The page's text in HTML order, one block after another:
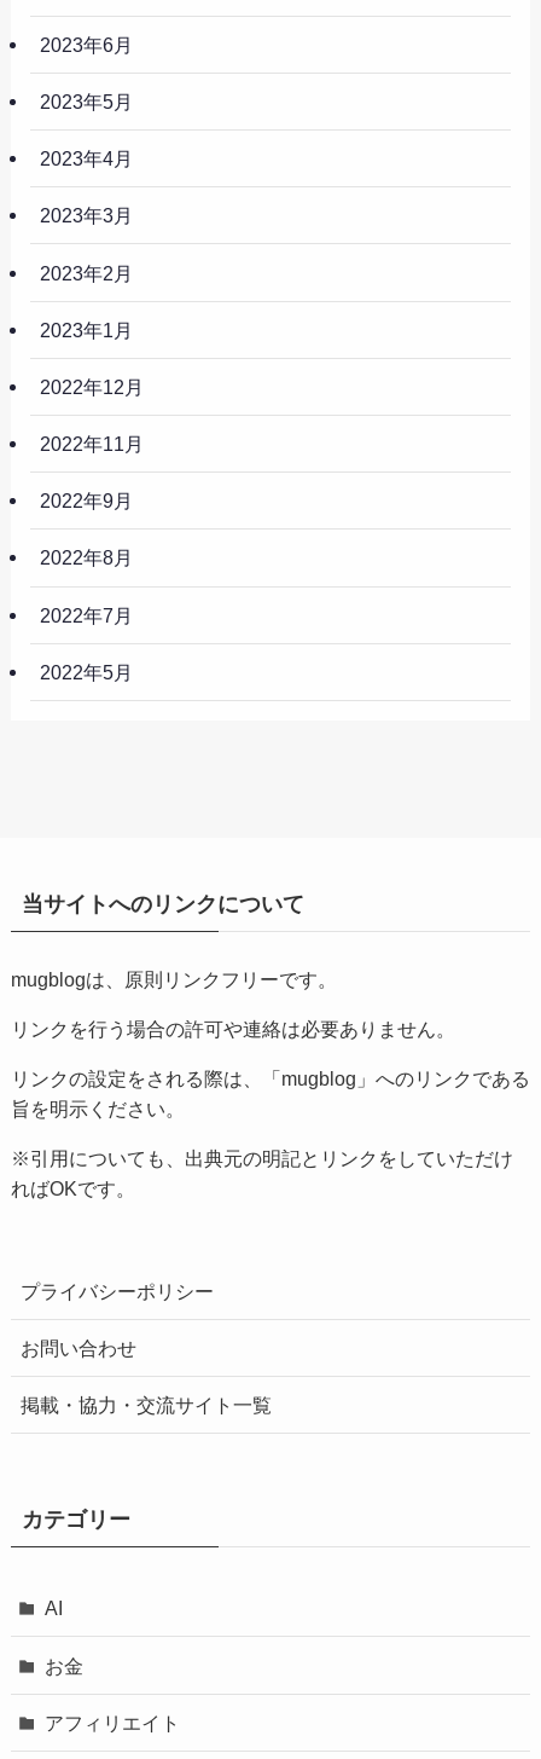
2023年6月
2023年5月
2023年4月
2023年3月
2023年2月
2023年1月
2022年12月
2022年11月
2022年9月
2022年8月
2022年7月
2022年5月
当サイトへのリンクについて
mugblogは、原則リンクフリーです。
リンクを行う場合の許可や連絡は必要ありません。
リンクの設定をされる際は、「mugblog」へのリンクである
旨を明示ください。
※引用についても、出典元の明記とリンクをしていただけ
ればOKです。
プライバシーポリシー
お問い合わせ
掲載・協力・交流サイト一覧
カテゴリー
AI
お金
アフィリエイト